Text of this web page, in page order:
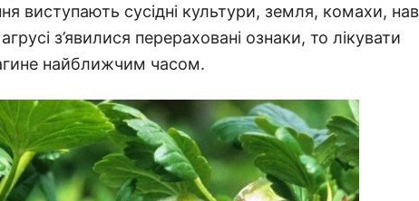
виступають сусідні культури, земля, комахи,
з’явилися перераховані ознаки, то лікувати
найближчим часом.